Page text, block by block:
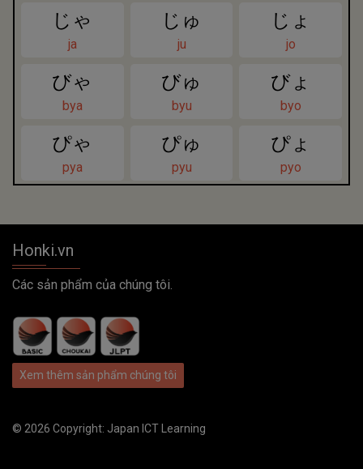
じゃ
ja
じゅ
ju
じょ
jo
びゃ
bya
びゅ
byu
びょ
byo
ぴゃ
pya
ぴゅ
pyu
ぴょ
pyo
Honki.vn
Các sản phẩm của chúng tôi.
Xem thêm sản phẩm chúng tôi
© 2026 Copyright: Japan ICT Learning